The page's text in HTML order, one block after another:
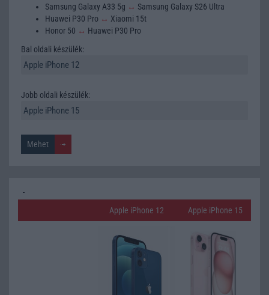
Samsung Galaxy A33 5g ↔ Samsung Galaxy S26 Ultra
Huawei P30 Pro ↔ Xiaomi 15t
Honor 50 ↔ Huawei P30 Pro
Bal oldali készülék:
Jobb oldali készülék:
Apple iPhone 12 Apple iPhone 15